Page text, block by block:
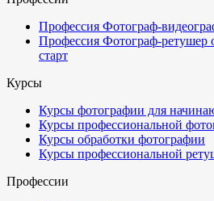
Профессия Фотограф-
Профессия Фотограф-ретушер
старт
Курсы
Курсы фотографии для
Курсы профессиональной
Курсы обработки фотографии
Курсы профессиональной
Профессии